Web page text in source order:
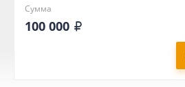
Сумма
100 000